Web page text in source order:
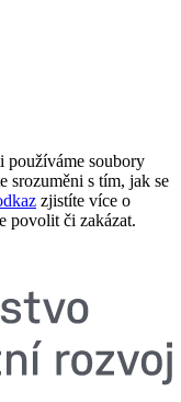
používáme soubory
srozuměni s tím, jak se
zjistíte více o
povolit či zakázat.